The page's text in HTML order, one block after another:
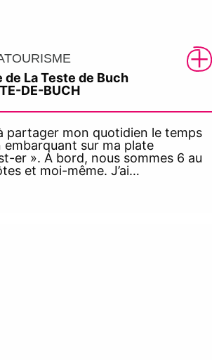
La Teste de Buch
DE-BUCH
partager mon quotidien le temps
embarquant sur ma plate
er ». A bord, nous sommes 6 au
et moi-même. J’ai…